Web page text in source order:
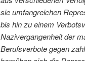
sie umfangreichen
bis hin zu einem
Nazivergangenheit der
Berufsverbote gegen